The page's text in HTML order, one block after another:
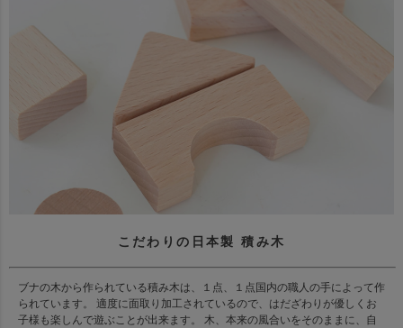
こだわりの日本製 積み木
ブナの木から作られている積み木は、１点、１点国内の職人の手によって作
られています。 適度に面取り加工されているので、はだざわりが優しくお
子様も楽しんで遊ぶことが出来ます。 木、本来の風合いをそのままに、自